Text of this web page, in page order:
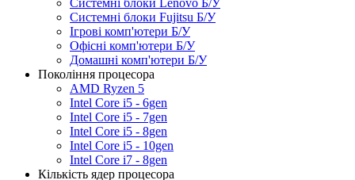
Системні блоки Lenovo Б/У
Системні блоки Fujitsu Б/У
Ігрові комп'ютери Б/У
Офісні комп'ютери Б/У
Домашні комп'ютери Б/У
Покоління процесора
AMD Ryzen 5
Intel Core i5 - 6gen
Intel Core i5 - 7gen
Intel Core i5 - 8gen
Intel Core i5 - 10gen
Intel Core i7 - 8gen
Кількість ядер процесора